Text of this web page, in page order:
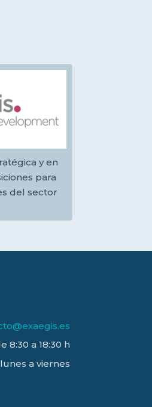
y en
para
del sector
8:30 a 18:30 h
a viernes